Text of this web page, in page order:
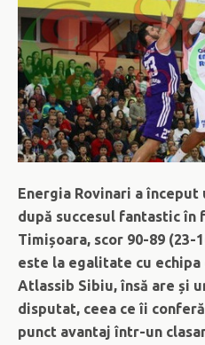
Energia Rovinari a început
după succesul fantastic în
Timișoara, scor 90-89 (23-
este la egalitate cu echipa
Atlassib Sibiu, însă are și
disputat, ceea ce îi
punct avantaj într-un